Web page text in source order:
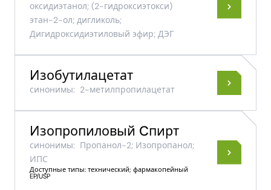
оксидиэтанол; (2-гидроксиэтокси)
этан-2-ол; дигликоль;
Дигидроксидиэтиловый эфир; ДЭГ
Изобутилацетат
синонимы: 2-метилпропилацетат
Изопропиловый Cпирт
синонимы: Пропанол-2; Изопропанол;
ИПС
Доступные типы: технический; фармакопейный
EP/USP